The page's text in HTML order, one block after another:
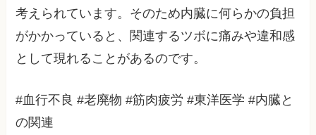
考えられています。そのため内臓に何らかの負担
がかかっていると、関連するツボに痛みや違和感
として現れることがあるのです。
#血行不良 #老廃物 #筋肉疲労 #東洋医学 #内臓と
の関連